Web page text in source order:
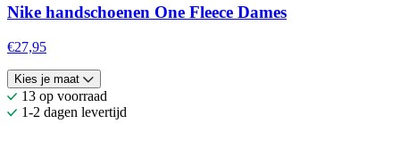
Nike handschoenen One Fleece Dames
€27,95
Kies je maat
13 op voorraad
1-2 dagen levertijd